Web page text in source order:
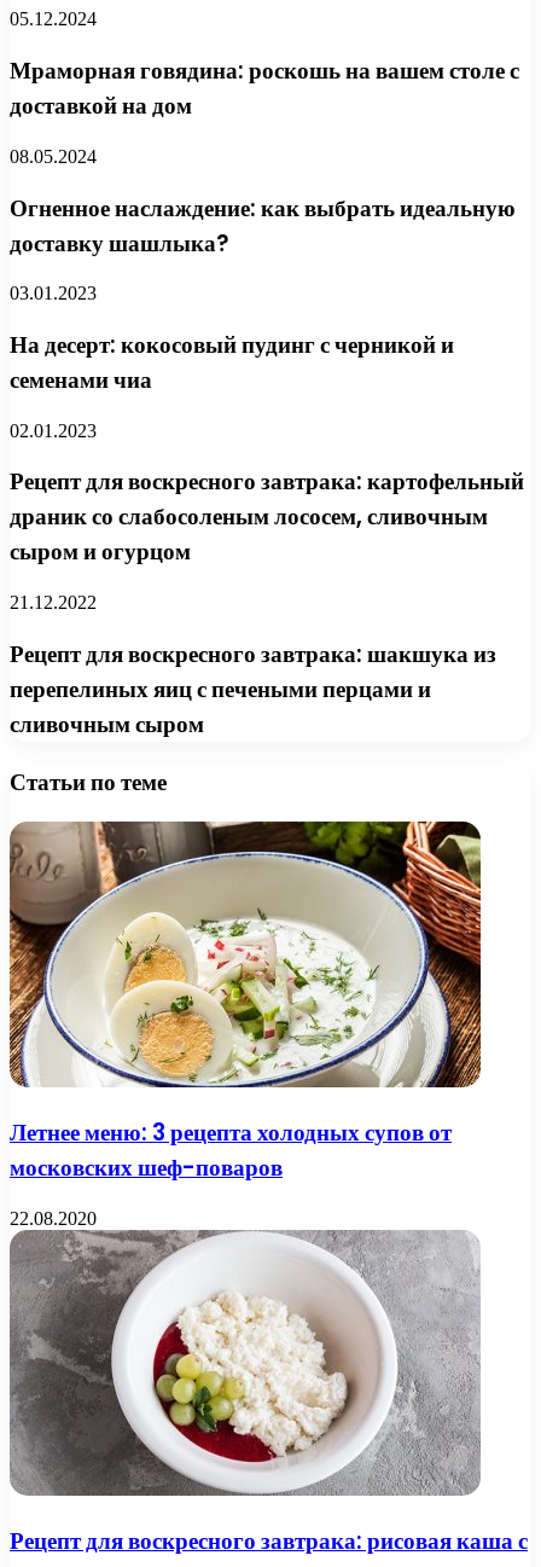
05.12.2024
Мраморная говядина: роскошь на вашем столе с
доставкой на дом
08.05.2024
Огненное наслаждение: как выбрать идеальную
доставку шашлыка?
03.01.2023
На десерт: кокосовый пудинг с черникой и
семенами чиа
02.01.2023
Рецепт для воскресного завтрака: картофельный
драник со слабосоленым лососем, сливочным
сыром и огурцом
21.12.2022
Рецепт для воскресного завтрака: шакшука из
перепелиных яиц с печеными перцами и
сливочным сыром
Статьи по теме
Летнее меню: 3 рецепта холодных супов от
московских шеф-поваров
22.08.2020
Рецепт для воскресного завтрака: рисовая каша с